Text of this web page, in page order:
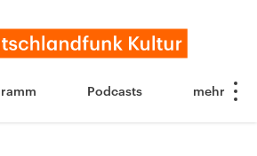
Podcasts